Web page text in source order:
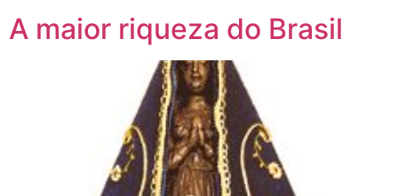
A maior riqueza do Brasil